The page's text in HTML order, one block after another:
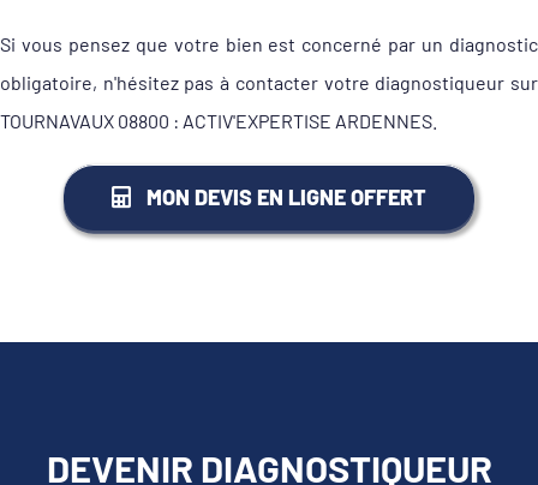
Si vous pensez que votre bien est concerné par un diagnostic
obligatoire, n'hésitez pas à contacter votre diagnostiqueur sur
TOURNAVAUX 08800 : ACTIV'EXPERTISE ARDENNES.
MON DEVIS EN LIGNE OFFERT
DEVENIR DIAGNOSTIQUEUR